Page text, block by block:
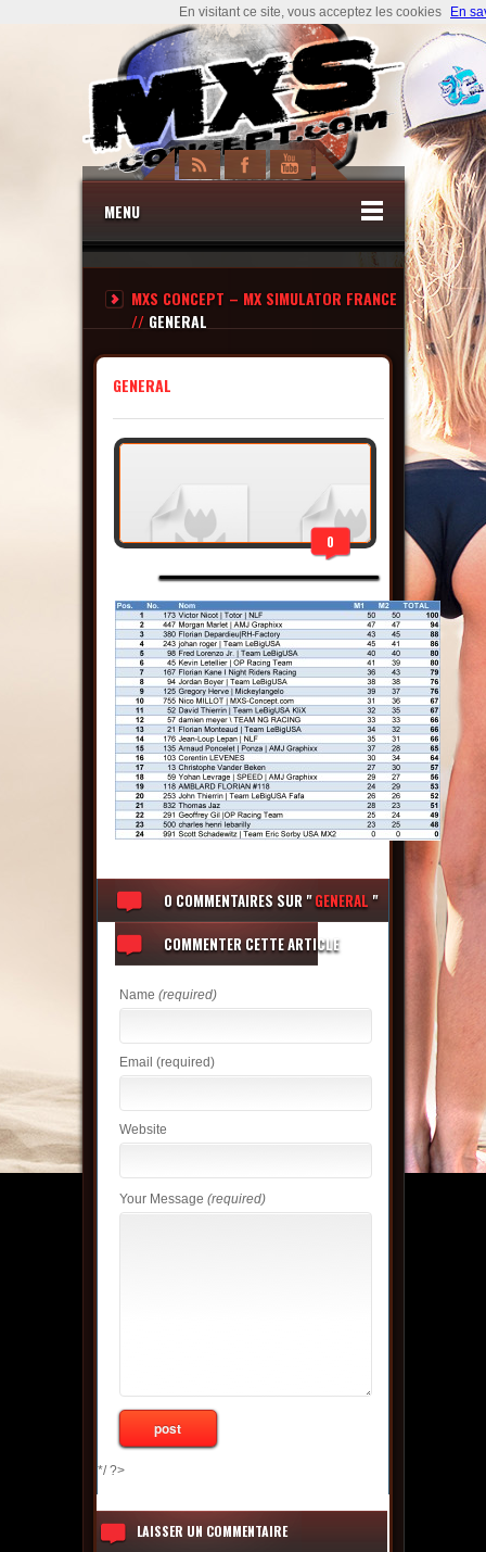
MENU
MXS CONCEPT – MX SIMULATOR FRANCE
// GENERAL
GENERAL
0
0 COMMENTAIRESSUR "GENERAL "
COMMENTER CETTE ARTICLE
Name (required)
Email (required)
Website
Your Message (required)
*/ ?>
LAISSER UN COMMENTAIRE
En visitant ce site, vous acceptez les cookies En